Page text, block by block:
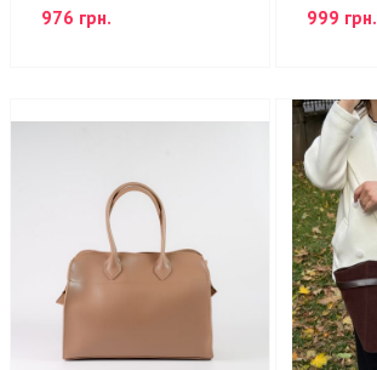
976 грн. 999 грн.